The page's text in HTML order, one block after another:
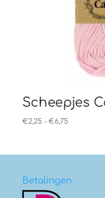
Scheepjes
€2,25 - €6,75Prijsklasse:
€6,75
Betalingen